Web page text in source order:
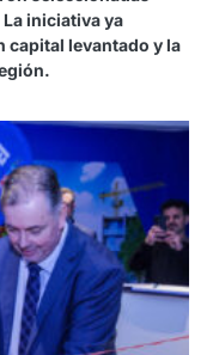
iniciativa ya
capital levantado y la